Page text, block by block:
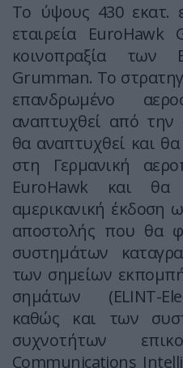
Το ύψους 430 εκατ.
εταιρεία EuroHawk
κοινοπραξία των
Grumman. Το
επανδρωμένο
αναπτυχθεί από την
θα αναπτυχθεί και
στη Γερμανική
EuroHawk και θα
αμερικανική έκδοση
αποστολής που θα
συστημάτων
των σημείων
σημάτων (ELINT-
καθώς και των
συχνοτήτων
Communications